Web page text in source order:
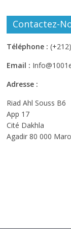
Contactez-
Téléphone :
Email :
Adresse :
Riad Ahl Souss B6
App 17
Cité Dakhla
Agadir 80 000